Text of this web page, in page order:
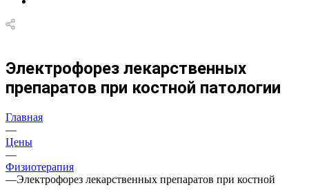
Электрофорез лекарственных
препаратов при костной патологии
Главная
—
Цены
—
Физиотерапия
—Электрофорез лекарственных препаратов при костной